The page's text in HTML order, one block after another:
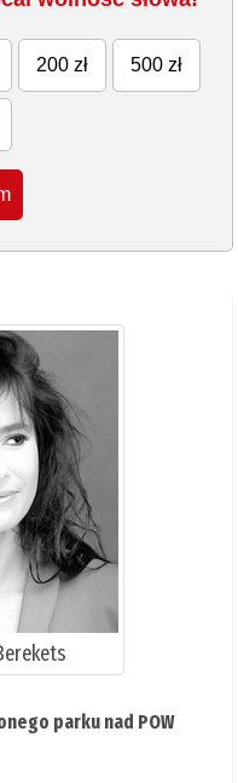
200 zł 500 zł
parku nad POW